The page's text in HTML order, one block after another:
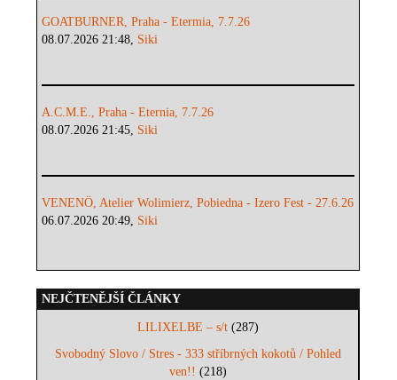
GOATBURNER, Praha - Etermia, 7.7.26
08.07.2026 21:48, Siki
A.C.M.E., Praha - Eternia, 7.7.26
08.07.2026 21:45, Siki
VENENÖ, Atelier Wolimierz, Pobiedna - Izero Fest - 27.6.26
06.07.2026 20:49, Siki
NEJČTENĚJŠÍ ČLÁNKY
LILIXELBE – s/t(287)
Svobodný Slovo / Stres - 333 stříbrných kokotů / Pohled
ven!! (218)